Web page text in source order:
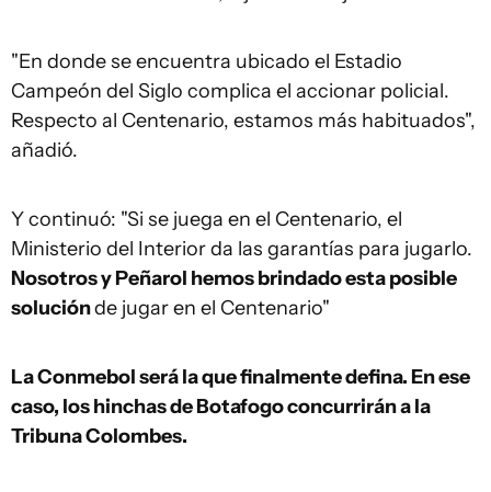
"En donde se encuentra ubicado el Estadio
Campeón del Siglo complica el accionar policial.
Respecto al Centenario, estamos más habituados",
añadió.
Y continuó: "Si se juega en el Centenario, el
Ministerio del Interior da las garantías para jugarlo.
Nosotros y Peñarol hemos brindado esta posible
soluciónde jugar en el Centenario"
La Conmebol será la que finalmente defina. En ese
caso, los hinchas de Botafogo concurrirán a la
Tribuna Colombes.